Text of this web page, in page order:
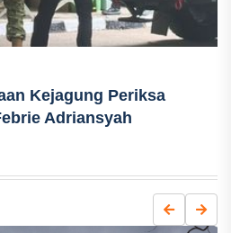
Kejagung Periksa
Adriansyah